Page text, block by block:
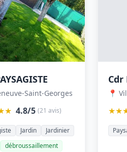
Saint-Georges
4.8/5 (21 avis)
Jardin
Jardinier
débroussaillement
Cdr
📍